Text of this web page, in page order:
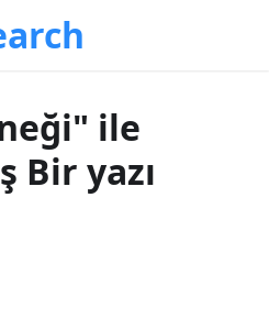
ile
Bir yazı